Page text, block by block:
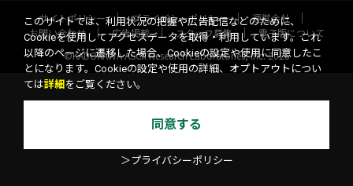
サイトポリシー プライバシーポリシー
運営会社
お問い合わせ
広告掲載 スタッフ募集
電子版について
©KADOKAWA ASCII Research Laboratories, Inc. 2026
このサイトでは、利用状況の把握や広告配信などのために、
Cookieを使用してアクセスデータを取得・利用しています。これ
以降のページに遷移した場合、Cookieの設定や使用に同意したこ
とになります。Cookieの設定や使用の詳細、オプトアウトについ
ては詳細 をご覧ください。
同意する
＞プライバシーポリシー